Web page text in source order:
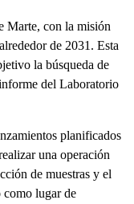
Marte, con la misión
de 2031. Esta
la búsqueda de
del Laboratorio
planificados
una operación
de muestras y el
como lugar de